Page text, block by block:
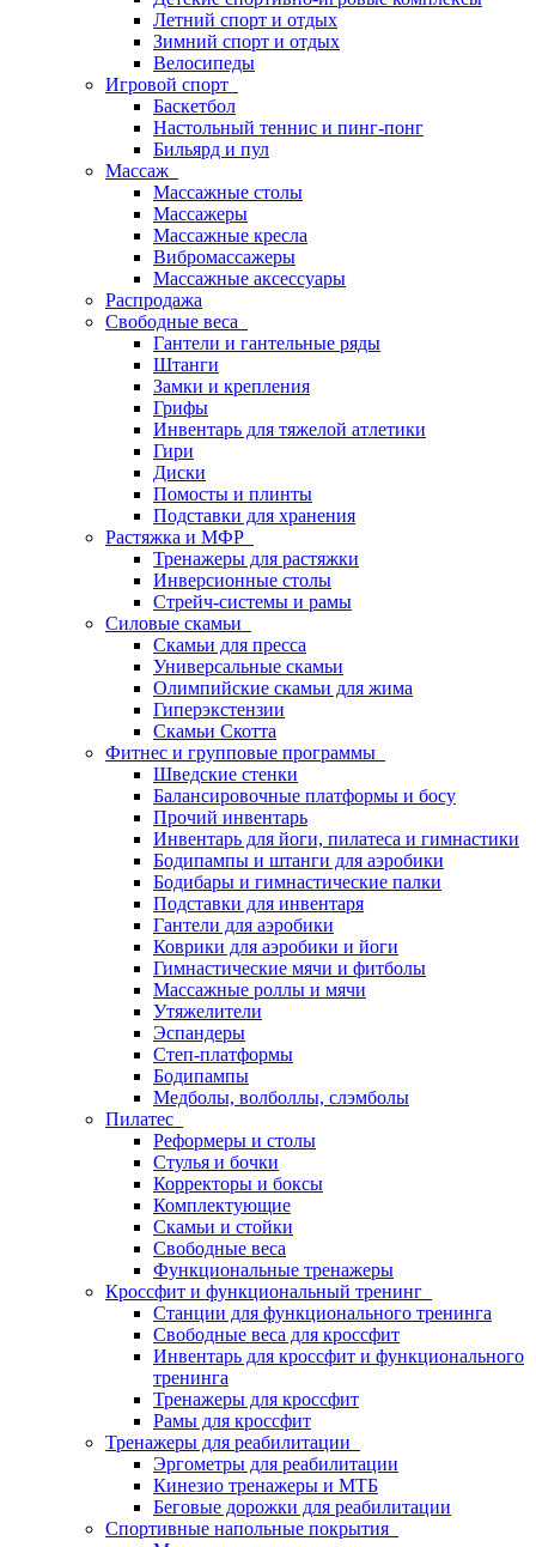
Летний спорт и отдых
Зимний спорт и отдых
Велосипеды
Игровой спорт
Баскетбол
Настольный теннис и пинг-понг
Бильярд и пул
Массаж
Массажные столы
Массажеры
Массажные кресла
Вибромассажеры
Массажные аксессуары
Распродажа
Свободные веса
Гантели и гантельные ряды
Штанги
Замки и крепления
Грифы
Инвентарь для тяжелой атлетики
Гири
Диски
Помосты и плинты
Подставки для хранения
Растяжка и МФР
Тренажеры для растяжки
Инверсионные столы
Стрейч-системы и рамы
Силовые скамьи
Скамьи для пресса
Универсальные скамьи
Олимпийские скамьи для жима
Гиперэкстензии
Скамьи Скотта
Фитнес и групповые программы
Шведские стенки
Балансировочные платформы и босу
Прочий инвентарь
Инвентарь для йоги, пилатеса и гимнастики
Бодипампы и штанги для аэробики
Бодибары и гимнастические палки
Подставки для инвентаря
Гантели для аэробики
Коврики для аэробики и йоги
Гимнастические мячи и фитболы
Массажные роллы и мячи
Утяжелители
Эспандеры
Степ-платформы
Бодипампы
Медболы, волболлы, слэмболы
Пилатес
Реформеры и столы
Стулья и бочки
Корректоры и боксы
Комплектующие
Скамьи и стойки
Свободные веса
Функциональные тренажеры
Кроссфит и функциональный тренинг
Станции для функционального тренинга
Свободные веса для кроссфит
Инвентарь для кроссфит и функционального
тренинга
Тренажеры для кроссфит
Рамы для кроссфит
Тренажеры для реабилитации
Эргометры для реабилитации
Кинезио тренажеры и МТБ
Беговые дорожки для реабилитации
Спортивные напольные покрытия